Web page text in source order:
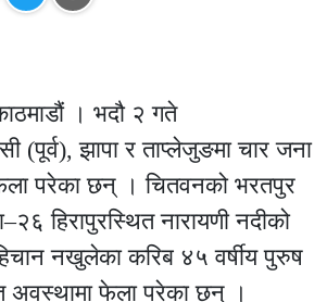
। भदौ २ गते
(पूर्व), झापा र ताप्लेजुङमा चार जना
परेका छन् । चितवनको भरतपुर
हिरापुरस्थित नारायणी नदीको
नखुलेका करिब ४५ वर्षीय पुरुष
अवस्थामा फेला परेका छन् ।